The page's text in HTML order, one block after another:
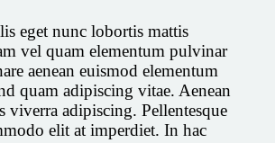
eget nunc lobortis mattis
vel quam elementum pulvinar
aenean euismod elementum
quam adipiscing vitae. Aenean
viverra adipiscing. Pellentesque
elit at imperdiet. In hac